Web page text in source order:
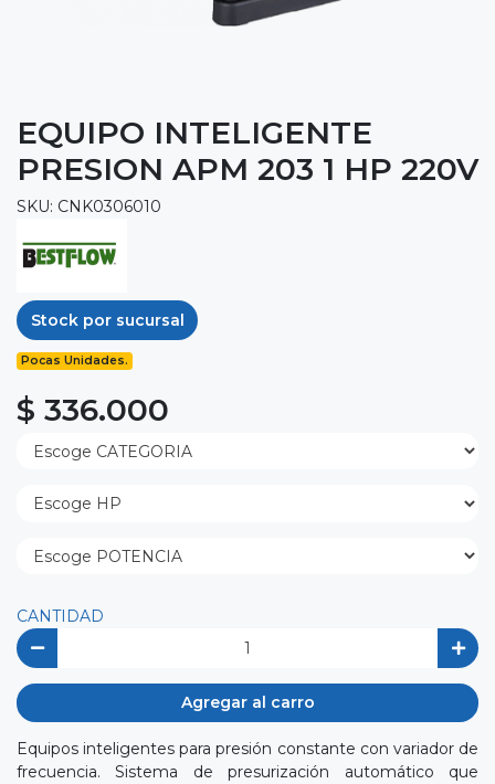
EQUIPO INTELIGENTE
PRESION APM 203 1 HP 220V
SKU: CNK0306010
Stock por sucursal
Pocas Unidades.
$ 336.000
CANTIDAD
Agregar al carro
Equipos inteligentes para presión constante con variador de
frecuencia. Sistema de presurización automático que